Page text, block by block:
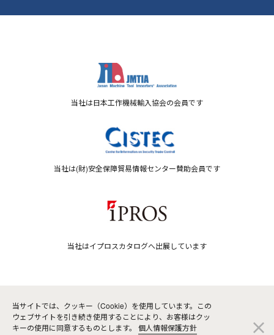
当社は日本工作機械輸入協会の会員です
当社は(財)安全保障貿易情報センター賛助会員です
当社はイプロスカタログへ出展しています
© 2026 株式会社シーケービー.
当サイトでは、クッキー（Cookie）を使用しています。この
ウェブサイトを引き続き使用することにより、お客様はクッ
キーの使用に同意するものとします。 個人情報保護方針